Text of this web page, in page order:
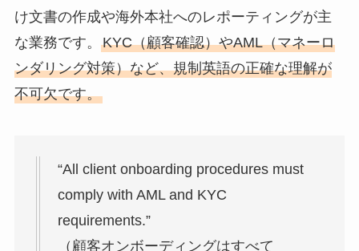
け文書の作成や海外本社へのレポーティングが主
な業務です。 KYC（顧客確認）やAML（マネーロ
ンダリング対策）など、規制英語の正確な理解が
不可欠です。
“All client onboarding procedures must
comply with AML and KYC
requirements.”
（顧客オンボーディングはすべて